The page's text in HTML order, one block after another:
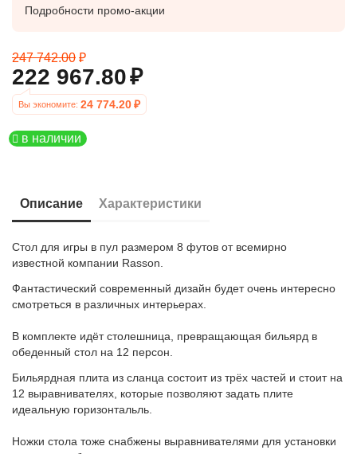
Подробности промо-акции
247 742.00 ₽
222 967.80₽
Вы экономите: 24 774.20 ₽
в наличии
Описание Характеристики
Стол для игры в пул размером 8 футов от всемирно
известной компании Rasson.
Фантастический современный дизайн будет очень интересно
смотреться в различных интерьерах.
В комплекте идёт столешница, превращающая бильярд в
обеденный стол на 12 персон.
Бильярдная плита из сланца состоит из трёх частей и стоит на
12 выравнивателях, которые позволяют задать плите
идеальную горизонтальль.
Ножки стола тоже снабжены выравнивателями для установки